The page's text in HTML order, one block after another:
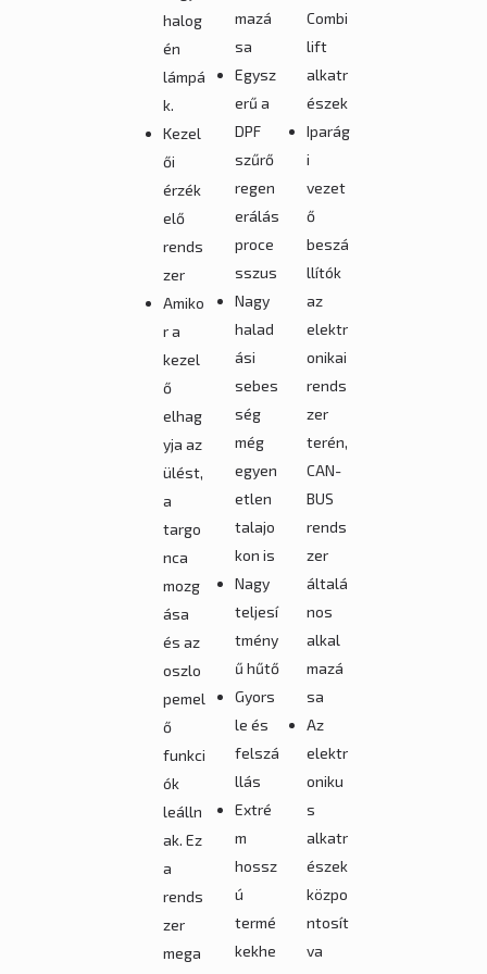
halog
én
lámpá
k.
Kezel
ői
érzék
elő
rends
zer
Amiko
r a
kezel
ő
elhag
yja az
ülést,
a
targo
nca
mozg
ása
és az
oszlo
pemel
ő
funkci
ók
leálln
ak. Ez
a
rends
zer
mega
mazá
sa
Egysz
erű a
DPF
szűrő
regen
erálás
proce
sszus
Nagy
halad
ási
sebes
ség
még
egyen
etlen
talajo
kon is
Nagy
teljesí
tmény
ű hűtő
Gyors
le és
felszá
llás
Extré
m
hossz
ú
termé
kekhe
Combi
lift
alkatr
észek
Iparág
i
vezet
ő
beszá
llítók
az
elektr
onikai
rends
zer
terén,
CAN-
BUS
rends
zer
általá
nos
alkal
mazá
sa
Az
elektr
oniku
s
alkatr
észek
közpo
ntosít
va